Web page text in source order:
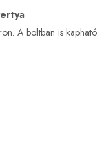
A boltban is kapható